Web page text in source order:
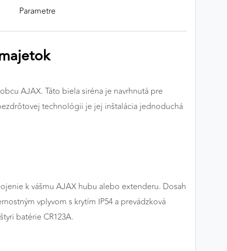
Parametre
AJAX. Táto biela siréna je navrhnutá pre
technológii je jej inštalácia jednoduchá
k vášmu AJAX hubu alebo extenderu. Dosah
vplyvom s krytím IP54 a prevádzková
batérie CR123A.